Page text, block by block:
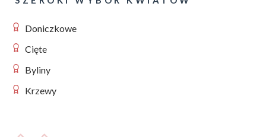
Doniczkowe
Cięte
Byliny
Krzewy